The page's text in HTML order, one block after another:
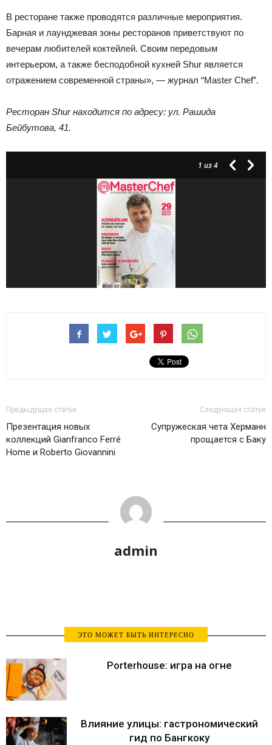
В ресторане также проводятся различные мероприятия.
Барная и лаунджевая зоны ресторанов приветствуют по
вечерам любителей коктейлей. Своим передовым
интерьером, а также бесподобной кухней Shur является
отражением современной страны», — журнал “Master Chef”.
Ресторан Shur находится по адресу: ул. Рашида
Бейбутова, 41.
1 из 4
Предыдущая статья
Презентация новых
коллекций Gianfranco Ferré
Home и Roberto Giovannini
Следующая статья
Супружеская чета Херманн
прощается с Баку
admin
ЭТО МОЖЕТ БЫТЬ ИНТЕРЕСНО
Porterhouse: игра на огне
Влияние улицы: гастрономический
гид по Бангкоку